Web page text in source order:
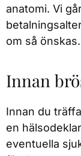
anatomi. Vi
om så önskas.
Innan
Innan du
en
eventuella